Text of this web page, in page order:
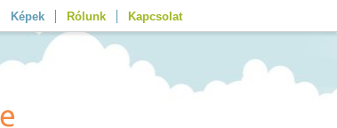
Képek Rólunk Kapcsolat